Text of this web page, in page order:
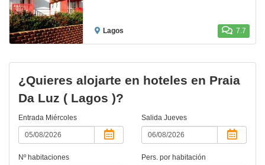
Lagos 7.7
¿Quieres alojarte en hoteles en Praia
Da Luz ( Lagos )?
Entrada Miércoles Salida Jueves
Nº habitaciones Pers. por habitación